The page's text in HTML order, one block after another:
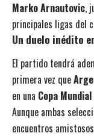
Marko Arnautovic,
principales ligas del
Un duelo inédito
El partido tendrá
primera vez que
en una Copa Mundial
Aunque ambas
encuentros